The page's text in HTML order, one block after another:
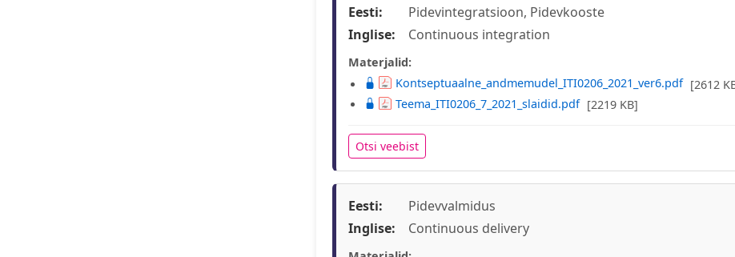
Eesti:
Pidevintegratsioon, Pidevkooste
Inglise:
Continuous integration
Materjalid:
Kontseptuaalne_andmemudel_ITI0206_2021_ver6.pdf [2612
Teema_ITI0206_7_2021_slaidid.pdf [2219 KB]
Otsi veebist
Eesti:
Pidevvalmidus
Inglise:
Continuous delivery